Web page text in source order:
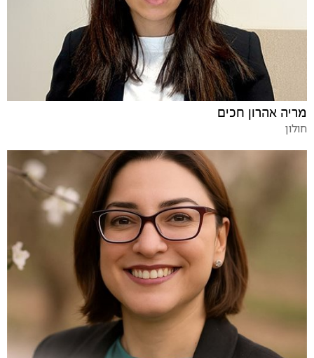
מריה אהרון חכים
חולון